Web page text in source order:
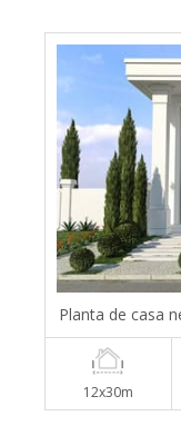
Planta de casa
12x30m